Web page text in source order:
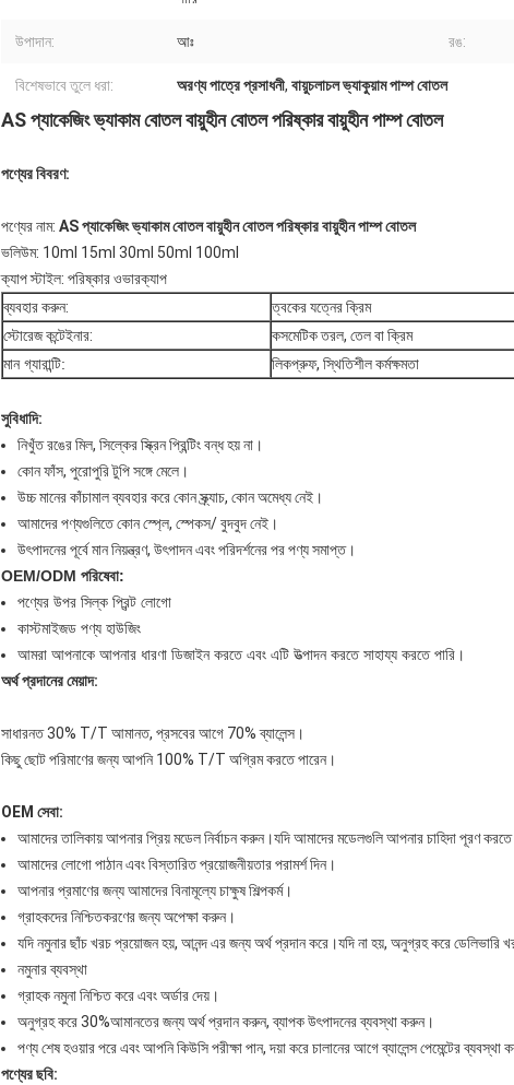
উপাদান: আঃ রঙ:
বিশেষভাবে তুলে ধরা: অরণ্য পাত্রে প্রসাধনী, বায়ুচলাচল ভ্যাকুয়াম পাম্প বোতল
AS প্যাকেজিং ভ্যাকাম বোতল বায়ুহীন বোতল পরিষ্কার বায়ুহীন পাম্প বোতল
পণ্যের বিবরণ:
পণ্যের নাম: AS প্যাকেজিং ভ্যাকাম বোতল বায়ুহীন বোতল পরিষ্কার বায়ুহীন পাম্প বোতল
ভলিউম: 10ml 15ml 30ml 50ml 100ml
ক্যাপ স্টাইল: পরিষ্কার ওভারক্যাপ
ব্যবহার করুন:
ত্বকের যত্নের ক্রিম
স্টোরেজ কন্টেইনার:
কসমেটিক তরল, তেল বা ক্রিম
মান গ্যারান্টি:
লিকপ্রুফ, স্থিতিশীল কর্মক্ষমতা
সুবিধাদি:
নিখুঁত রঙের মিল, সিল্কের স্ক্রিন প্রিন্টিং বন্ধ হয় না।
কোন ফাঁস, পুরোপুরি টুপি সঙ্গে মেলে।
উচ্চ মানের কাঁচামাল ব্যবহার করে কোন স্ক্র্যাচ, কোন অমেধ্য নেই।
আমাদের পণ্যগুলিতে কোন স্প্লে, স্পেকস/ বুদবুদ নেই।
উৎপাদনের পূর্বে মান নিয়ন্ত্রণ, উৎপাদন এবং পরিদর্শনের পর পণ্য সমাপ্ত।
OEM/ODM পরিষেবা:
পণ্যের উপর সিল্ক প্রিন্ট লোগো
কাস্টমাইজড পণ্য হাউজিং
আমরা আপনাকে আপনার ধারণা ডিজাইন করতে এবং এটি উত্পাদন করতে সাহায্য করতে পারি।
অর্থ প্রদানের মেয়াদ:
সাধারনত 30% T/T আমানত, প্রসবের আগে 70% ব্যালেন্স।
কিছু ছোট পরিমাণের জন্য আপনি 100% T/T অগ্রিম করতে পারেন।
OEM সেবা:
আমাদের তালিকায় আপনার প্রিয় মডেল নির্বাচন করুন।যদি আমাদের মডেলগুলি আপনার চাহিদা পূরণ
আমাদের লোগো পাঠান এবং বিস্তারিত প্রয়োজনীয়তার পরামর্শ দিন।
আপনার প্রমাণের জন্য আমাদের বিনামূল্যে চাক্ষুষ শিল্পকর্ম।
গ্রাহকদের নিশ্চিতকরণের জন্য অপেক্ষা করুন।
যদি নমুনার ছাঁচ খরচ প্রয়োজন হয়, আনন্দ এর জন্য অর্থ প্রদান করে।যদি না হয়, অনুগ্রহ করে ডেলিভারি
নমুনার ব্যবস্থা
গ্রাহক নমুনা নিশ্চিত করে এবং অর্ডার দেয়।
অনুগ্রহ করে 30%আমানতের জন্য অর্থ প্রদান করুন, ব্যাপক উৎপাদনের ব্যবস্থা করুন।
পণ্য শেষ হওয়ার পরে এবং আপনি কিউসি পরীক্ষা পান, দয়া করে চালানের আগে ব্যালেন্স পেমেন্টের ব্যবস্থা
পণ্যের ছবি: